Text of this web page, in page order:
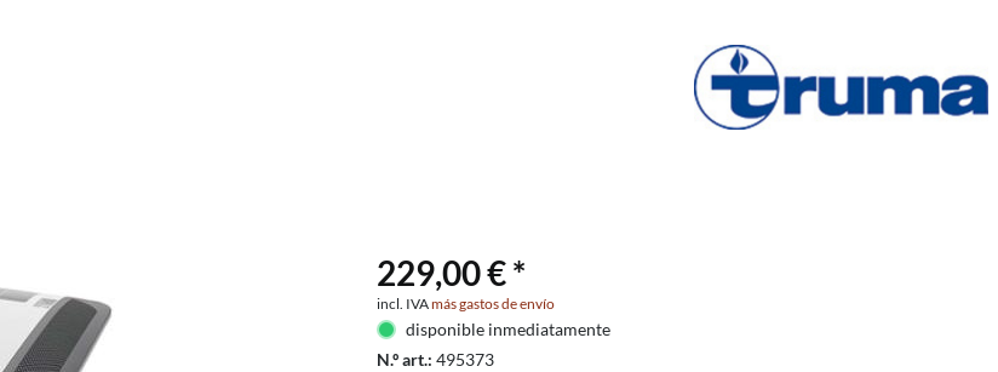
229,00 € *
incl. IVAmás gastos de envío
disponible inmediatamente
N.º art.:495373